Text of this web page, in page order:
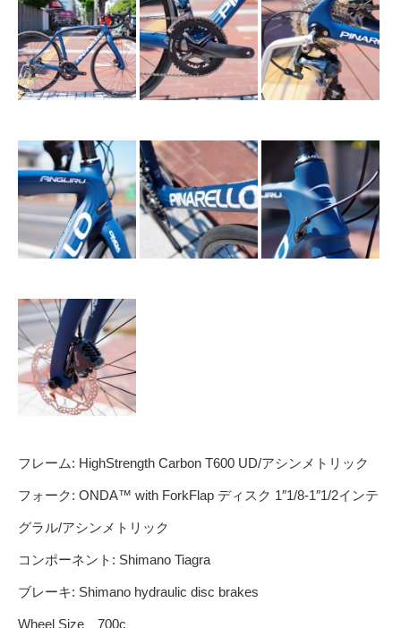
フレーム: HighStrength Carbon T600 UD/アシンメトリック
フォーク: ONDA™ with ForkFlap ディスク 1″1/8-1″1/2インテ
グラル/アシンメトリック
コンポーネント: Shimano Tiagra
ブレーキ: Shimano hydraulic disc brakes
Wheel Size 700c